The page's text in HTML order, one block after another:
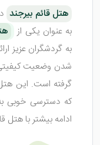
هتل قائم بیرجند
به عنوان یکی از
به گردشگران عزیز
گرفته است. این
که دسترسی خوبی
ادامه بیشتر با هتل